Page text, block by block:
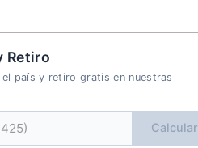
Retiro
país y retiro gratis en nuestras
Calcular